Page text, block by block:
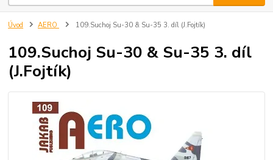
Úvod AERO 109.Suchoj Su-30 & Su-35 3. díl (J.Fojtík)
109.Suchoj Su-30 & Su-35 3. díl
(J.Fojtík)